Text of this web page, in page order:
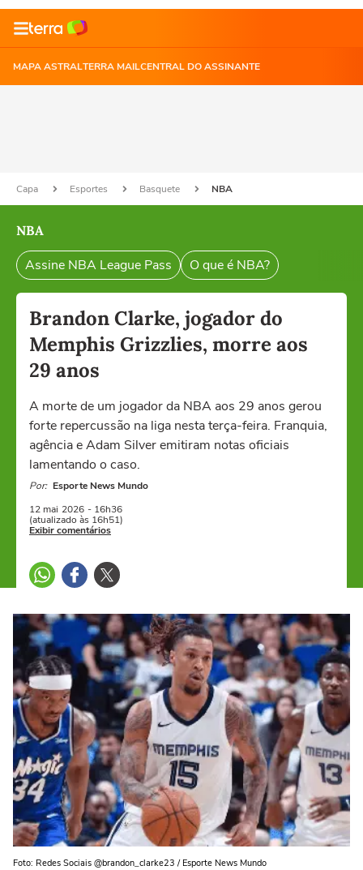
MAPA ASTRALTERRA MAILCENTRAL DO ASSINANTE
Capa Esportes Basquete NBA
NBA
Assine NBA League Pass O que é NBA?
Brandon Clarke, jogador do
Memphis Grizzlies, morre aos
29 anos
A morte de um jogador da NBA aos 29 anos gerou
forte repercussão na liga nesta terça-feira. Franquia,
agência e Adam Silver emitiram notas oficiais
lamentando o caso.
Por: Esporte News Mundo
12 mai 2026 - 16h36
(atualizado às 16h51)
Exibir comentários
Foto: Redes Sociais @brandon_clarke23 / Esporte News Mundo